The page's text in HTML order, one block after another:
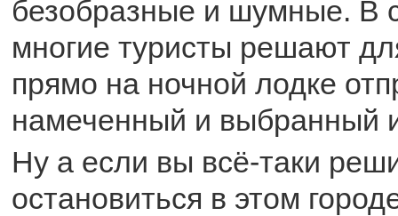
безобразные и шумные. В
многие туристы решают
прямо на ночной лодке
намеченный и выбранный
Ну а если вы всё-таки
остановиться в этом